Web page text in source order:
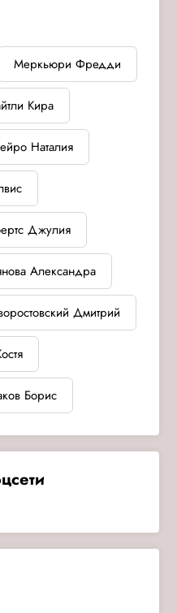
Меркьюри Фредди
Кира
Наталия
Джулия
Александра
Дмитрий
Борис